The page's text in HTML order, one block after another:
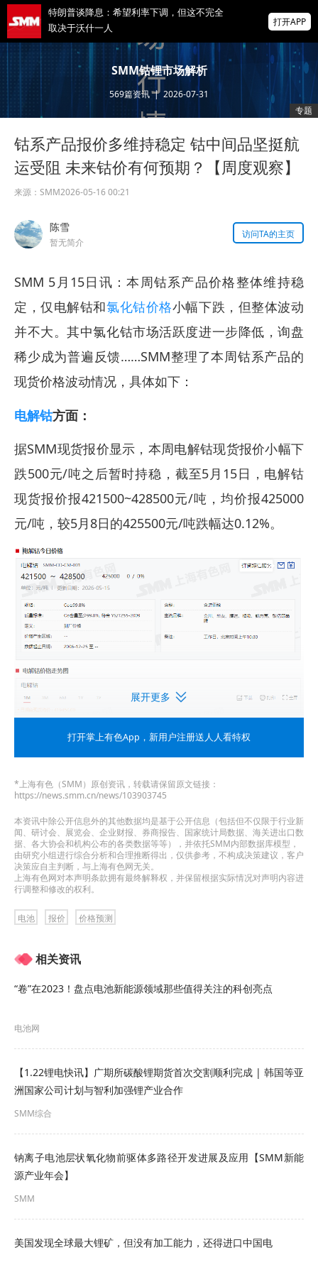
特朗普谈降息：希望利率下调，但这不完全
取决于沃什一人
中国稀土上半年净利增46.5%，现金流大增
1658%，核心业务盈利显著改善
市场静待非农数据，美股盘前存储概念股走
高，现货黄金突破4300
掌上有色
打开APP
SMM钴锂市场解析
569篇资讯| 2026-07-31
专题
钴系产品报价多维持稳定 钴中间品坚挺航
运受阻 未来钴价有何预期？【周度观察】
来源： SMM2026-05-16 00:21
陈雪
暂无简介
访问TA的主页
SMM 5月15日讯：本周钴系产品价格整体维持稳
定，仅电解钴和氯化钴价格小幅下跌，但整体波动
并不大。其中氯化钴市场活跃度进一步降低，询盘
稀少成为普遍反馈……SMM整理了本周钴系产品的
现货价格波动情况，具体如下：
电解钴方面：
据SMM现货报价显示，本周电解钴现货报价小幅下
跌500元/吨之后暂时持稳，截至5月15日，电解钴
现货报价报421500~428500元/吨，均价报425000
元/吨，较5月8日的425500元/吨跌幅达0.12%。
》查看SMM钴锂现货报价
从基本面来看，供应端，据SMM了解，冶炼厂报价
持稳，贸易商出于回笼资金考虑，将主流品牌现货
基差下调至升水7000-8000元/吨。需求端，下游合
平。从价差结构来看，当前电解钴与低价钴盐之间
的金属价差持续维持在相对偏低水平，企业通过反
待钴盐价格的有效拉动。
钴盐方面(硫酸钴及氯化钴)：
硫酸钴：
据SMM现货报价显示，本周硫酸钴现货报价继续持
93200~95800元/吨，均价报94500元/吨。
展开更多
打开掌上有色App ，新用户注册送人人看特权
*上海有色（SMM）原创资讯，转载请保留原文链接：
https://news.smm.cn/news/103903745
本资讯中除公开信息外的其他数据均是基于公开信息（包括但不仅限于行业新
闻、研讨会、展览会、企业财报、券商报告、国家统计局数据、海关进出口数
据、各大协会和机构公布的各类数据等等），并依托SMM内部数据库模型，
由研究小组进行综合分析和合理推断得出，仅供参考，不构成决策建议，客户
决策应自主判断，与上海有色网无关。
上海有色网对本声明条款拥有最终解释权，并保留根据实际情况对声明内容进
行调整和修改的权利。
电池 报价 价格预测
相关资讯
“卷”在2023！盘点电池新能源领域那些值得关注的科创亮点
电池网
【1.22锂电快讯】广期所碳酸锂期货首次交割顺利完成 | 韩国等亚
洲国家公司计划与智利加强锂产业合作
SMM综合
钠离子电池层状氧化物前驱体多路径开发进展及应用【SMM新能
源产业年会】
SMM
美国发现全球最大锂矿，但没有加工能力，还得进口中国电